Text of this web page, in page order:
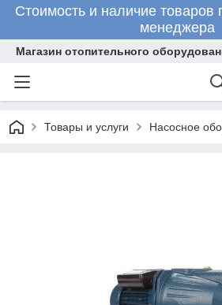
Стоимость и наличие товаров
менеджера
Магазин отопительного
Товары и услуги Насосное